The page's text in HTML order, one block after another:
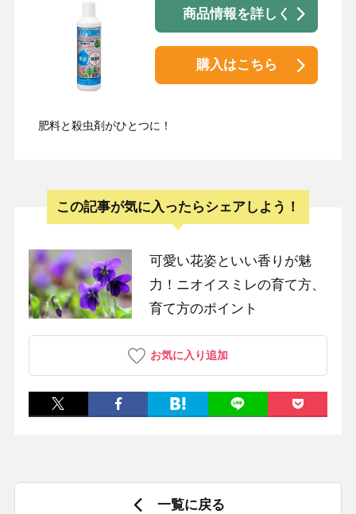
商品情報を詳しく
購入はこちら
肥料と殺虫剤がひとつに！
この記事が気に入ったらシェアしよう！
可愛い花姿といい香りが魅
力！ニオイスミレの育て方、
育て方のポイント
お気に入り追加
一覧に戻る